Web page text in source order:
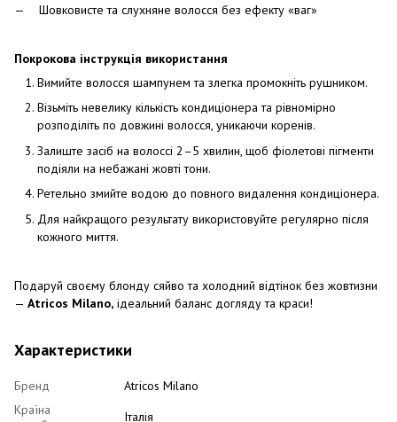
Шовковисте та слухняне волосся без ефекту «ваг»
Покрокова інструкція використання
Вимийте волосся шампунем та злегка промокніть рушником.
Візьміть невелику кількість кондиціонера та рівномірно
розподіліть по довжині волосся, уникаючи коренів.
Залиште засіб на волоссі 2–5 хвилин, щоб фіолетові пігменти
подіяли на небажані жовті тони.
Ретельно змийте водою до повного видалення кондиціонера.
Для найкращого результату використовуйте регулярно після
кожного миття.
Подаруй своєму блонду сяйво та холодний відтінок без жовтизни
— Atricos Milano, ідеальний баланс догляду та краси!
Характеристики
Бренд
Atricos Milano
Країна
Італія